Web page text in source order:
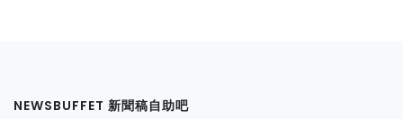
NEWSBUFFET 新聞稿自助吧